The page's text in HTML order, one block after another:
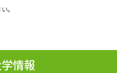
。
情報